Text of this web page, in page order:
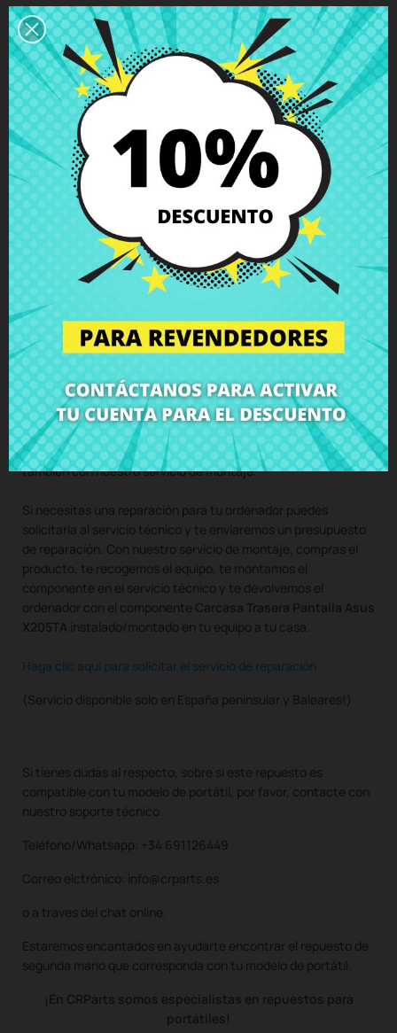
Descripción
Detalles del producto
Grados
Carcasa Trasera Pantalla Asus
X205TA
antena inalámbrica incluido
CompraCarcasa Trasera Pantalla Asus X205TAal mejor
precio en CRParts - PRODUCTO USADO ORIGINAL - disponible
también con nuestro servicio de montaje.
Si necesitas una reparación para tu ordenador puedes
solicitarla al servicio técnico y te enviaremos un presupuesto
de reparación. Con nuestro servicio de montaje, compras el
producto, te recogemos el equipo, te montamos el
componente en el servicio técnico y te devolvemos el
ordenador con el componente Carcasa Trasera Pantalla Asus
X205TA instalado/montado en tu equipo a tu casa.
Haga clic aquí para solicitar el servicio de reparación
(Servicio disponible solo en España peninsular y Baleares!)
Si tienes dudas al respecto, sobre si este repuesto es
compatible con tu modelo de portátil, por favor, contacte con
nuestro soporte técnico.
Teléfono/Whatsapp: +34 691126449
Correo elctrónico: info@crparts.es
o a traves del chat online.
Estaremos encantados en ayudarte encontrar el repuesto de
segunda mano que corresponda con tu modelo de portátil.
¡En CRParts somos especialistas en repuestos para
portátiles!